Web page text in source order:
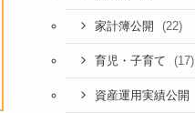
家計簿公開 (22)
育児・子育て (17)
資産運用実績公開